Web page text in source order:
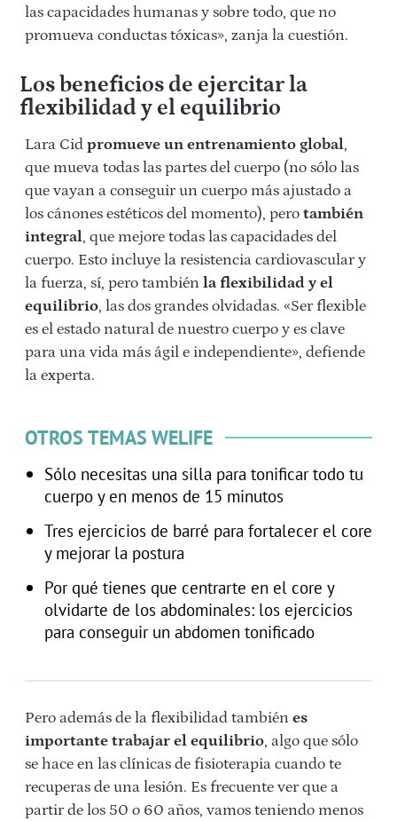
las capacidades humanas y sobre todo, que no
promueva conductas tóxicas», zanja la cuestión.
Los beneficios de ejercitar la
flexibilidad y el equilibrio
Lara Cid promueve un entrenamiento global,
que mueva todas las partes del cuerpo (no sólo las
que vayan a conseguir un cuerpo más ajustado a
los cánones estéticos del momento), pero también
integral, que mejore todas las capacidades del
cuerpo. Esto incluye la resistencia cardiovascular y
la fuerza, sí, pero también la flexibilidad y el
equilibrio, las dos grandes olvidadas. «Ser flexible
es el estado natural de nuestro cuerpo y es clave
para una vida más ágil e independiente», defiende
la experta.
OTROS TEMAS WELIFE
Sólo necesitas una silla para tonificar todo tu
cuerpo y en menos de 15 minutos
Tres ejercicios de barré para fortalecer el core
y mejorar la postura
Por qué tienes que centrarte en el core y
olvidarte de los abdominales: los ejercicios
para conseguir un abdomen tonificado
Pero además de la flexibilidad también es
importante trabajar el equilibrio, algo que sólo
se hace en las clínicas de fisioterapia cuando te
recuperas de una lesión. Es frecuente ver que a
partir de los 50 o 60 años, vamos teniendo menos